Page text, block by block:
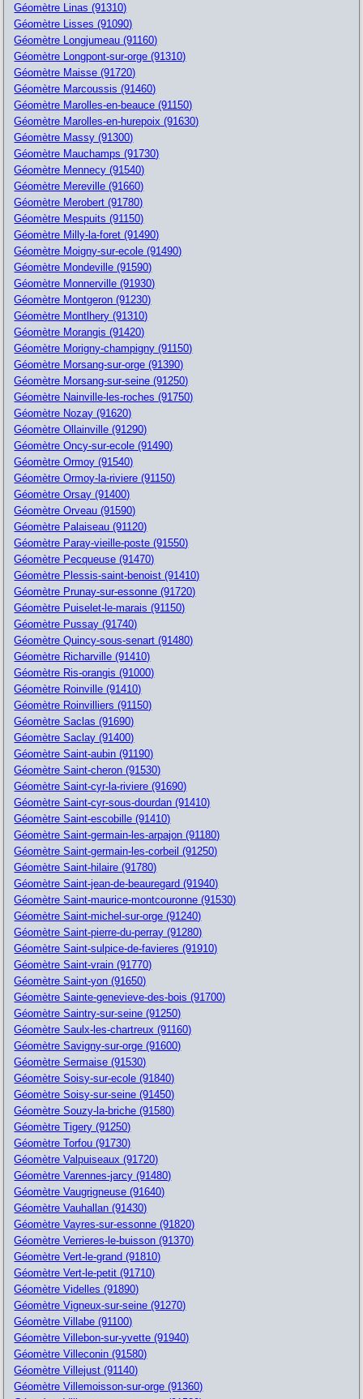
Géomètre Linas (91310)
Géomètre Lisses (91090)
Géomètre Longjumeau (91160)
Géomètre Longpont-sur-orge (91310)
Géomètre Maisse (91720)
Géomètre Marcoussis (91460)
Géomètre Marolles-en-beauce (91150)
Géomètre Marolles-en-hurepoix (91630)
Géomètre Massy (91300)
Géomètre Mauchamps (91730)
Géomètre Mennecy (91540)
Géomètre Mereville (91660)
Géomètre Merobert (91780)
Géomètre Mespuits (91150)
Géomètre Milly-la-foret (91490)
Géomètre Moigny-sur-ecole (91490)
Géomètre Mondeville (91590)
Géomètre Monnerville (91930)
Géomètre Montgeron (91230)
Géomètre Montlhery (91310)
Géomètre Morangis (91420)
Géomètre Morigny-champigny (91150)
Géomètre Morsang-sur-orge (91390)
Géomètre Morsang-sur-seine (91250)
Géomètre Nainville-les-roches (91750)
Géomètre Nozay (91620)
Géomètre Ollainville (91290)
Géomètre Oncy-sur-ecole (91490)
Géomètre Ormoy (91540)
Géomètre Ormoy-la-riviere (91150)
Géomètre Orsay (91400)
Géomètre Orveau (91590)
Géomètre Palaiseau (91120)
Géomètre Paray-vieille-poste (91550)
Géomètre Pecqueuse (91470)
Géomètre Plessis-saint-benoist (91410)
Géomètre Prunay-sur-essonne (91720)
Géomètre Puiselet-le-marais (91150)
Géomètre Pussay (91740)
Géomètre Quincy-sous-senart (91480)
Géomètre Richarville (91410)
Géomètre Ris-orangis (91000)
Géomètre Roinville (91410)
Géomètre Roinvilliers (91150)
Géomètre Saclas (91690)
Géomètre Saclay (91400)
Géomètre Saint-aubin (91190)
Géomètre Saint-cheron (91530)
Géomètre Saint-cyr-la-riviere (91690)
Géomètre Saint-cyr-sous-dourdan (91410)
Géomètre Saint-escobille (91410)
Géomètre Saint-germain-les-arpajon (91180)
Géomètre Saint-germain-les-corbeil (91250)
Géomètre Saint-hilaire (91780)
Géomètre Saint-jean-de-beauregard (91940)
Géomètre Saint-maurice-montcouronne (91530)
Géomètre Saint-michel-sur-orge (91240)
Géomètre Saint-pierre-du-perray (91280)
Géomètre Saint-sulpice-de-favieres (91910)
Géomètre Saint-vrain (91770)
Géomètre Saint-yon (91650)
Géomètre Sainte-genevieve-des-bois (91700)
Géomètre Saintry-sur-seine (91250)
Géomètre Saulx-les-chartreux (91160)
Géomètre Savigny-sur-orge (91600)
Géomètre Sermaise (91530)
Géomètre Soisy-sur-ecole (91840)
Géomètre Soisy-sur-seine (91450)
Géomètre Souzy-la-briche (91580)
Géomètre Tigery (91250)
Géomètre Torfou (91730)
Géomètre Valpuiseaux (91720)
Géomètre Varennes-jarcy (91480)
Géomètre Vaugrigneuse (91640)
Géomètre Vauhallan (91430)
Géomètre Vayres-sur-essonne (91820)
Géomètre Verrieres-le-buisson (91370)
Géomètre Vert-le-grand (91810)
Géomètre Vert-le-petit (91710)
Géomètre Videlles (91890)
Géomètre Vigneux-sur-seine (91270)
Géomètre Villabe (91100)
Géomètre Villebon-sur-yvette (91940)
Géomètre Villeconin (91580)
Géomètre Villejust (91140)
Géomètre Villemoisson-sur-orge (91360)